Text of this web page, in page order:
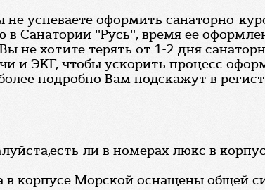
успеваете оформить санаторно-
Санатории "Русь", время её
не хотите терять от 1-2 дня
и ЭКГ, чтобы ускорить процесс
подробно Вам подскажут в
ли в номерах люкс в
в корпусе Морской оснащены общей